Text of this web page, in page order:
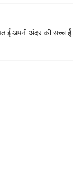
अपनी अंदर की सच्चाई,